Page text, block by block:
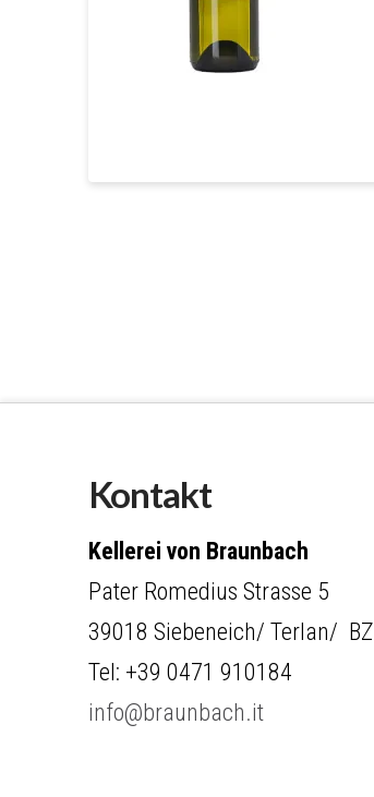
Kontakt
Kellerei von Braunbach
Pater Romedius Strasse 5
39018 Siebeneich/ Terlan/ BZ
Tel: +39 0471 910184
info@braunbach.it